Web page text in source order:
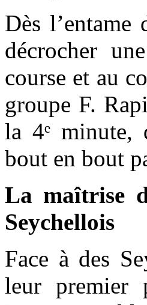
Dès l’entame
décrocher
course et au
groupe F.
la 4ᵉ minute,
bout en bout
La maîtrise
Seychellois
Face à des
leur premier